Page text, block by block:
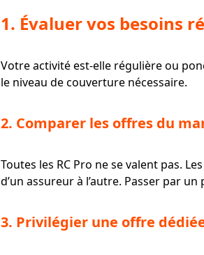
1. Évaluer vos besoins
Votre activité est-elle régulière ou
le niveau de couverture nécessaire.
2. Comparer les offres du
Toutes les RC Pro ne se valent pas.
d’un assureur à l’autre. Passer par
3. Privilégier une offre